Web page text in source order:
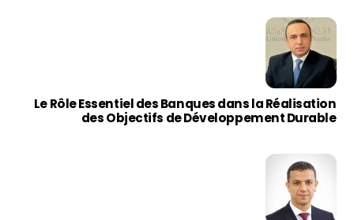
Le Rôle Essentiel des Banques dans la Réalisation
des Objectifs de Développement Durable